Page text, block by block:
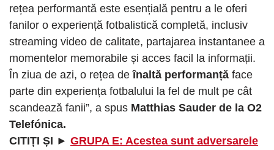
rețea performantă este esențială pentru a le oferi
fanilor o experiență fotbalistică completă, inclusiv
streaming video de calitate, partajarea instantanee a
momentelor memorabile și acces facil la informații.
În ziua de azi, o rețea deînaltă performanță face
parte din experiența fotbalului la fel de mult pe cât
scandează fanii”, a spus Matthias Sauder de la O2
Telefónica.
CITIȚI ȘI ► GRUPA E: Acestea sunt adversarele